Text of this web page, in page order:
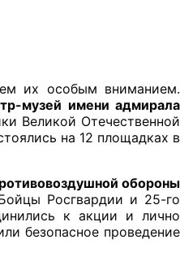
музей имени адмирала
Великой Отечественной
на 12 площадках в
обороны
Росгвардии и 25-го
к акции и лично
безопасное проведение